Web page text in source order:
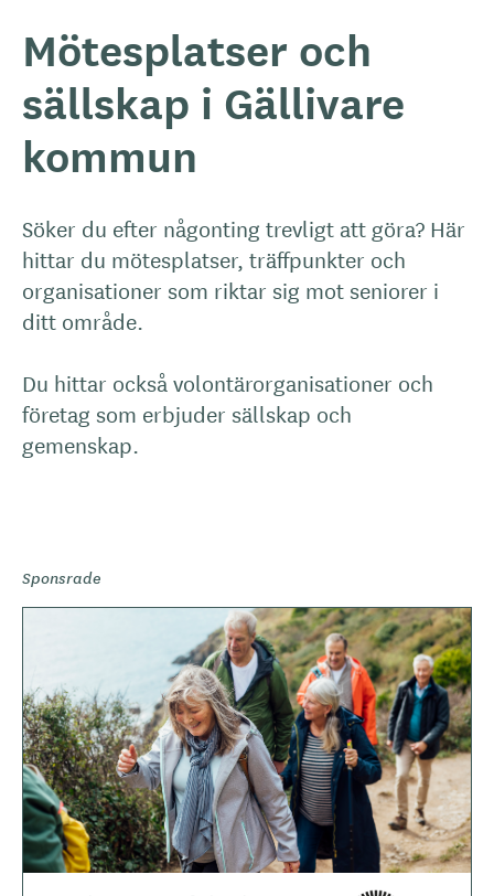
Mötesplatser och
sällskap i Gällivare
kommun
Söker du efter någonting trevligt att göra? Här
hittar du mötesplatser, träffpunkter och
organisationer som riktar sig mot seniorer i
ditt område.
Du hittar också volontärorganisationer och
företag som erbjuder sällskap och
gemenskap.
Sponsrade
d
e
r